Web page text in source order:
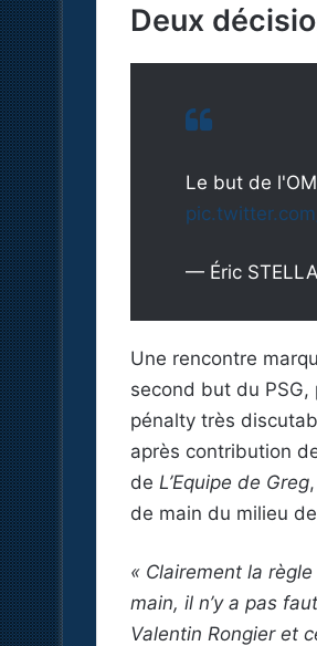
Deux
Le but de
— Éric
Une rencontre
second but du
pénalty très
après contribution
de L’Equipe de Greg
de main du milieu
« Clairement la
main, il n’y a pas
Valentin Rongier et